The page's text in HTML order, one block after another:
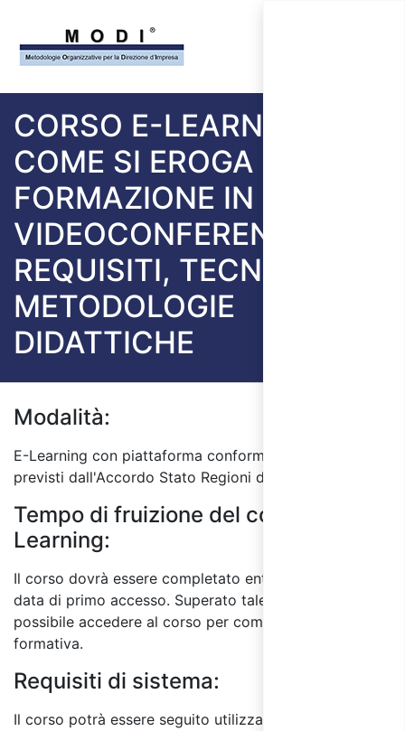
CORSO E-LEARNING
COME SI EROGA LA
FORMAZIONE IN
VIDEOCONFERENZA:
REQUISITI, TECNICHE E
METODOLOGIE
DIDATTICHE
Modalità:
E-Learning con piattaforma conforme ai requisiti
previsti dall'Accordo Stato Regioni del 17/4/2025.
Tempo di fruizione del corso E-
Learning:
Il corso dovrà essere completato entro 60 giorni dalla
data di primo accesso. Superato tale termine, non sarà
possibile accedere al corso per completare l'attività
formativa.
Requisiti di sistema:
Il corso potrà essere seguito utilizzando un PC o